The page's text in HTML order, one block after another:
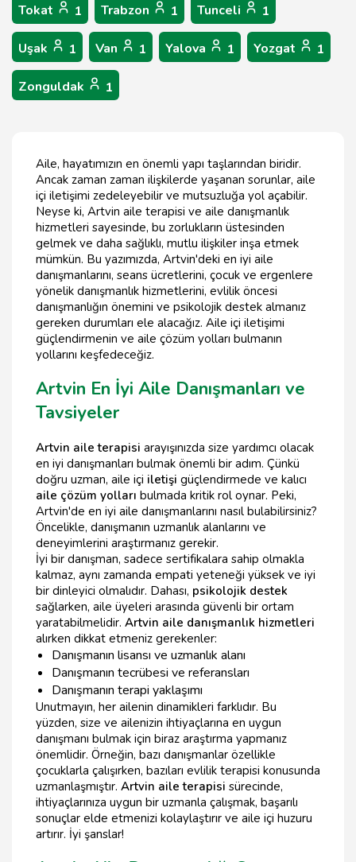
Tokat 1 Trabzon 1 Tunceli 1
Uşak 1 Van 1 Yalova 1 Yozgat 1
Zonguldak 1
Aile, hayatımızın en önemli yapı taşlarından biridir.
Ancak zaman zaman ilişkilerde yaşanan sorunlar, aile
içi iletişimi zedeleyebilir ve mutsuzluğa yol açabilir.
Neyse ki, Artvin aile terapisi ve aile danışmanlık
hizmetleri sayesinde, bu zorlukların üstesinden
gelmek ve daha sağlıklı, mutlu ilişkiler inşa etmek
mümkün. Bu yazımızda, Artvin'deki en iyi aile
danışmanlarını, seans ücretlerini, çocuk ve ergenlere
yönelik danışmanlık hizmetlerini, evlilik öncesi
danışmanlığın önemini ve psikolojik destek almanız
gereken durumları ele alacağız. Aile içi iletişimi
güçlendirmenin ve aile çözüm yolları bulmanın
yollarını keşfedeceğiz.
Artvin En İyi Aile Danışmanları ve
Tavsiyeler
Artvin aile terapisi arayışınızda size yardımcı olacak
en iyi danışmanları bulmak önemli bir adım. Çünkü
doğru uzman, aile içi iletişi güçlendirmede ve kalıcı
aile çözüm yolları bulmada kritik rol oynar. Peki,
Artvin'de en iyi aile danışmanlarını nasıl bulabilirsiniz?
Öncelikle, danışmanın uzmanlık alanlarını ve
deneyimlerini araştırmanız gerekir.
İyi bir danışman, sadece sertifikalara sahip olmakla
kalmaz, aynı zamanda empati yeteneği yüksek ve iyi
bir dinleyici olmalıdır. Dahası, psikolojik destek
sağlarken, aile üyeleri arasında güvenli bir ortam
yaratabilmelidir. Artvin aile danışmanlık hizmetleri
alırken dikkat etmeniz gerekenler:
Danışmanın lisansı ve uzmanlık alanı
Danışmanın tecrübesi ve referansları
Danışmanın terapi yaklaşımı
Unutmayın, her ailenin dinamikleri farklıdır. Bu
yüzden, size ve ailenizin ihtiyaçlarına en uygun
danışmanı bulmak için biraz araştırma yapmanız
önemlidir. Örneğin, bazı danışmanlar özellikle
çocuklarla çalışırken, bazıları evlilik terapisi konusunda
uzmanlaşmıştır. Artvin aile terapisi sürecinde,
ihtiyaçlarınıza uygun bir uzmanla çalışmak, başarılı
sonuçlar elde etmenizi kolaylaştırır ve aile içi huzuru
artırır. İyi şanslar!